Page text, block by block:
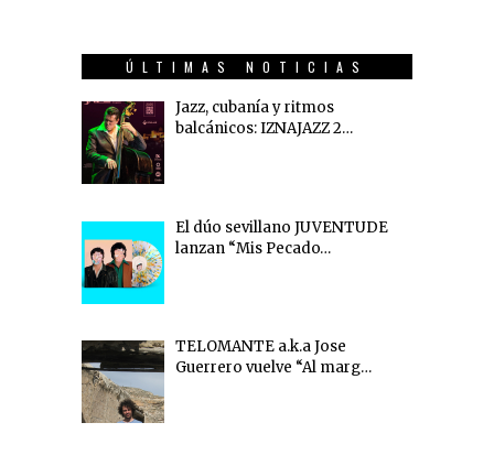
ÚLTIMAS NOTICIAS
Jazz, cubanía y ritmos
balcánicos: IZNAJAZZ 2…
El dúo sevillano JUVENTUDE
lanzan “Mis Pecado…
TELOMANTE a.k.a Jose
Guerrero vuelve “Al marg…